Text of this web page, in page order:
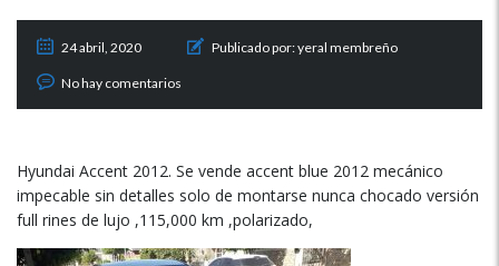
24 abril, 2020 Publicado por:yeral membreño
No hay comentarios
Hyundai Accent 2012. Se vende accent blue 2012 mecánico
impecable sin detalles solo de montarse nunca chocado versión
full rines de lujo ,115,000 km ,polarizado,